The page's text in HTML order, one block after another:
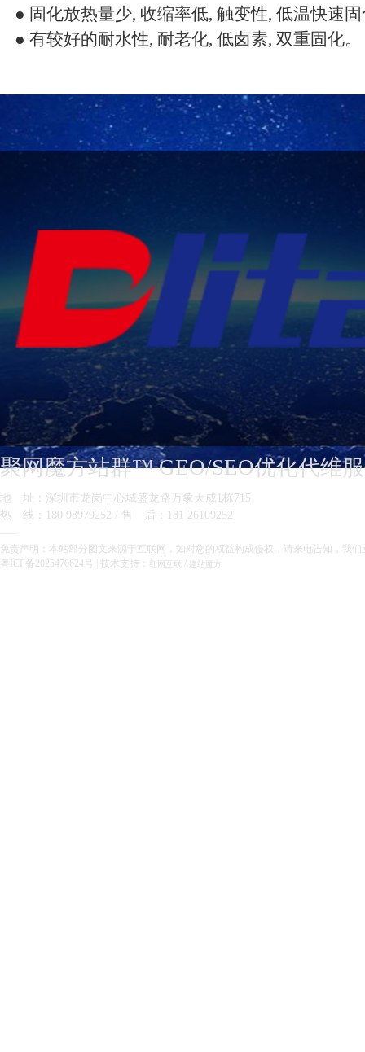
● 固化放热量少, 收缩率低, 触变性, 低温快速
● 有较好的耐水性, 耐老化, 低卤素, 双重固化。
聚网魔方站群™ GEO/SEO优化代维
地 址：深圳市龙岗中心城盛龙路万象天成1栋715
热 线：180 98979252 / 售 后：181 26109252
免责声明：本站部分图文来源于互联网，如对您的权益构成侵权，请来电告知，我们
粤ICP备2025470624号
| 技术支持： 红网互联 建站魔方